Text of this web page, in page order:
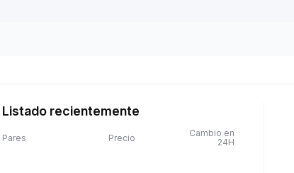
Listado recientemente
Pares Precio
Cambio en
24H